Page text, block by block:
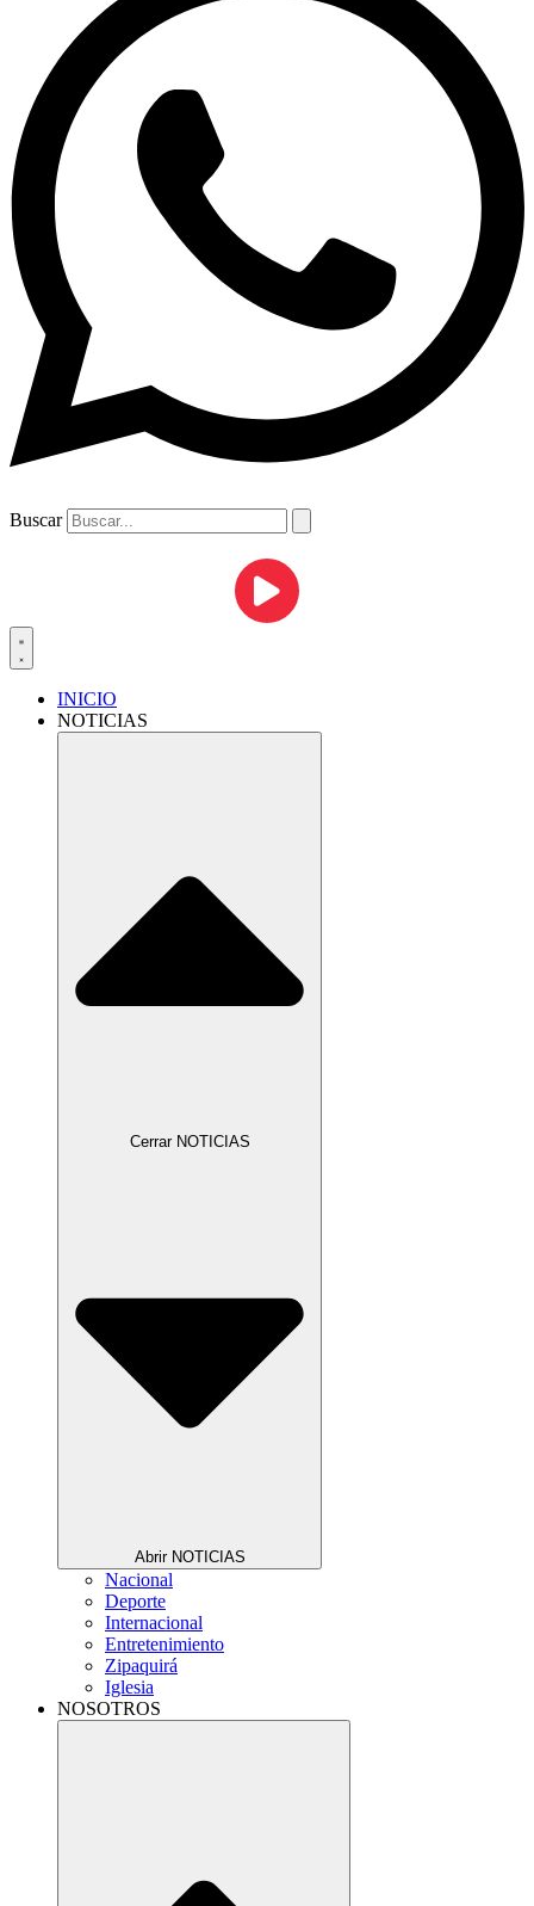
Buscar
INICIO
NOTICIAS
Cerrar NOTICIAS
Abrir NOTICIAS
Nacional
Deporte
Internacional
Entretenimiento
Zipaquirá
Iglesia
NOSOTROS